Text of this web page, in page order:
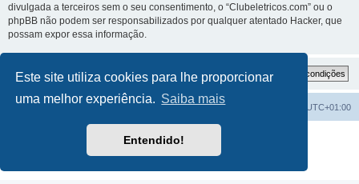
Este site utiliza cookies para lhe proporcionar
uma melhor experiência. Saiba mais
Entendido!
divulgada a terceiros sem o seu consentimento, o “Clubeletricos.com” ou o
phpBB não podem ser responsabilizados por qualquer atentado Hacker, que
possam expor essa informação.
O Fuso Horário do Fórum é UTC+01:00
Desenvolvido por phpBB® Forum Software © phpBB Limited